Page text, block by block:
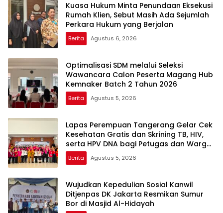
Kuasa Hukum Minta Penundaan Eksekusi
Rumah Klien, Sebut Masih Ada Sejumlah
Perkara Hukum yang Berjalan
Berita Agustus 6, 2026
Optimalisasi SDM melalui Seleksi
Wawancara Calon Peserta Magang Hub
Kemnaker Batch 2 Tahun 2026
Berita Agustus 5, 2026
Lapas Perempuan Tangerang Gelar Cek
Kesehatan Gratis dan Skrining TB, HIV,
serta HPV DNA bagi Petugas dan Warga
Binaan
Berita Agustus 5, 2026
Wujudkan Kepedulian Sosial Kanwil
Ditjenpas DK Jakarta Resmikan Sumur
Bor di Masjid Al-Hidayah